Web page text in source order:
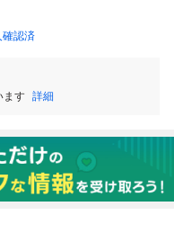
確認済
ます 詳細